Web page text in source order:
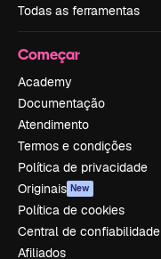
Todas as ferramentas
Começar
Academy
Documentação
Atendimento
Termos e condições
Política de privacidade
Originais New
Política de cookies
Central de confiabilidade
Afiliados